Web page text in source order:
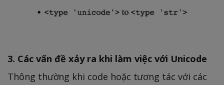
3. Các vấn đề xảy ra khi làm việc với Unicode
Thông thường khi code hoặc tương tác với các